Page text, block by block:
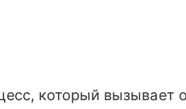
который вызывает